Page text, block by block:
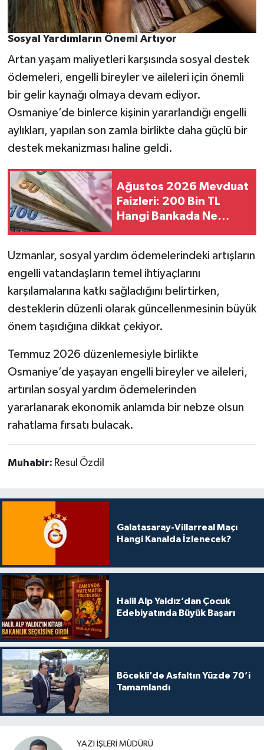
Sosyal Yardımların Önemi Artıyor
Artan yaşam maliyetleri karşısında sosyal destek
ödemeleri, engelli bireyler ve aileleri için önemli
bir gelir kaynağı olmaya devam ediyor.
Osmaniye’de binlerce kişinin yararlandığı engelli
aylıkları, yapılan son zamla birlikte daha güçlü bir
destek mekanizması haline geldi.
Ağustos 2026 Mevduat
Faizleri: 200 Bin TL
Hangi Bankada Ne
Uzmanlar, sosyal yardım ödemelerindeki artışların
engelli vatandaşların temel ihtiyaçlarını
karşılamalarına katkı sağladığını belirtirken,
desteklerin düzenli olarak güncellenmesinin büyük
önem taşıdığına dikkat çekiyor.
Temmuz 2026 düzenlemesiyle birlikte
Osmaniye’de yaşayan engelli bireyler ve aileleri,
artırılan sosyal yardım ödemelerinden
yararlanarak ekonomik anlamda bir nebze olsun
rahatlama fırsatı bulacak.
Muhabir: Resul Özdil
Galatasaray-Villarreal Maçı
Hangi Kanalda İzlenecek?
Halil Alp Yaldız’dan Çocuk
Edebiyatında Büyük Başarı
Böcekli’de Asfaltın Yüzde 70’i
Tamamlandı
YAZI İŞLERI MÜDÜRÜ